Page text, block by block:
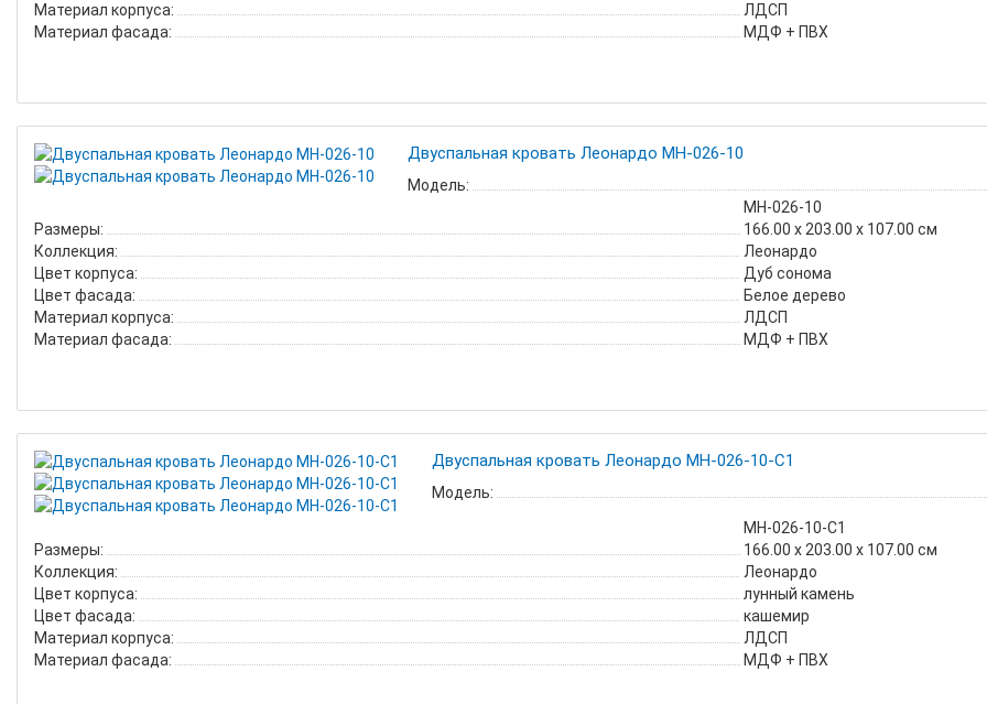
Материал корпуса:
ЛДСП
Материал фасада:
МДФ + ПВХ
Двуспальная кровать Леонардо МН-026-10
Модель:
МН-026-10
Размеры:
166.00 х 203.00 х 107.00 см
Коллекция:
Леонардо
Цвет корпуса:
Дуб сонома
Цвет фасада:
Белое дерево
Материал корпуса:
ЛДСП
Материал фасада:
МДФ + ПВХ
Двуспальная кровать Леонардо МН-026-10-С1
Модель:
МН-026-10-С1
Размеры:
166.00 х 203.00 х 107.00 см
Коллекция:
Леонардо
Цвет корпуса:
лунный камень
Цвет фасада:
кашемир
Материал корпуса:
ЛДСП
Материал фасада:
МДФ + ПВХ